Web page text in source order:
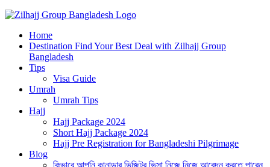
জিলহজ্জ গ্রুপ বাংলাদেশ
Best Hajj Umrah Travel Tour Agent in Bangladesh
Home
Destination Find Your Best Deal with Zilhajj Group
Bangladesh
Tips
Visa Guide
Umrah
Umrah Tips
Hajj
Hajj Package 2024
Short Hajj Package 2024
Hajj Pre Registration for Bangladeshi Pilgrimage
Blog
কিভাবে আপনি কানাডার ভিজিটর ভিসা নিজে নিজে আবেদন করতে পারেন